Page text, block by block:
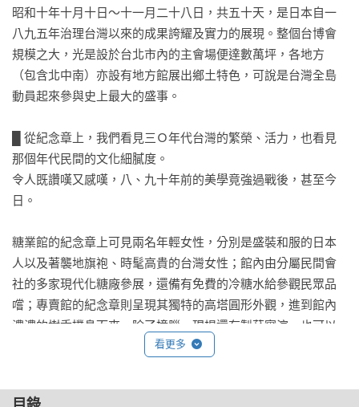
昭和十年十月十日～十一月二十八日，共五十天，是日本自一
八九五年治理台灣以來的成果誇耀及實力的展現。整個台博會
規模之大，光是設於台北市內的主會場便達數萬坪，各地方
（包含北中南）亦設有地方館展出鄉土特色，可說是台灣全島
動員起來參與史上最大的盛事。
█ 從紀念章上，我們看見三Ｏ年代台灣的繁榮、活力，也看見
那個年代民間的文化細膩度。
令人既讚嘆又感嘆，八、九十年前的美學竟強過戰後，甚至今
日。
糖業館的紀念章上可見兩名年輕女性，分別是盛裝和服的日本
人以及著襲地旗袍、時髦高貴的台灣女性；館內由分屬民間會
社的多家現代化糖廠參展，還備有免費的冷糖水給參觀民眾品
嚐；專賣館的紀念章則呈現其獨特的高塔圓形外觀，進到館內
濃濃的樹香撲鼻而來，除了樟腦，現場還有製菸實演，也可以
一窺機器是如何自動幫酒瓶貼上標籤的；子供の国（孩童的國
為紀念章主圖，場內三千坪的遊樂區舉辦琳琅滿目的餘興、娛
看更多